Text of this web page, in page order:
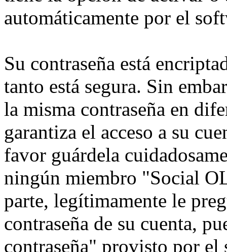
automáticamente por el
Su contraseña está
tanto está segura. Sin
la misma contraseña en
garantiza el acceso a su
favor guárdela
ningún miembro "Social
parte, legítimamente le
contraseña de su cuenta,
contraseña" provisto por